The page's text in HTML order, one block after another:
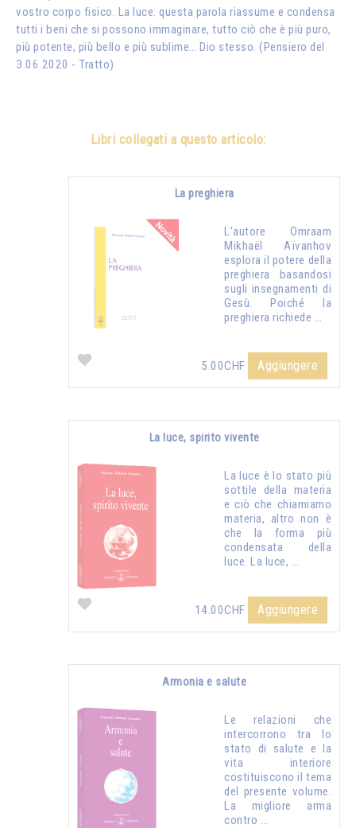
vostro corpo fisico. La luce: questa parola riassume e condensa
tutti i beni che si possono immaginare, tutto ciò che è più puro,
più potente, più bello e più sublime… Dio stesso. (Pensiero del
3.06.2020 - Tratto)
Libri collegati a questo articolo:
La preghiera
L'autore Omraam
Mikhaël Aïvanhov
esplora il potere della
preghiera basandosi
sugli insegnamenti di
Gesù. Poiché la
preghiera richiede …
5.00CHF Aggiungere
La luce, spirito vivente
La luce è lo stato più
sottile della materia
e ciò che chiamiamo
materia, altro non è
che la forma più
condensata della
luce. La luce, …
14.00CHF Aggiungere
Armonia e salute
Le relazioni che
intercorrono tra lo
stato di salute e la
vita interiore
costituiscono il tema
del presente volume.
La migliore arma
contro …